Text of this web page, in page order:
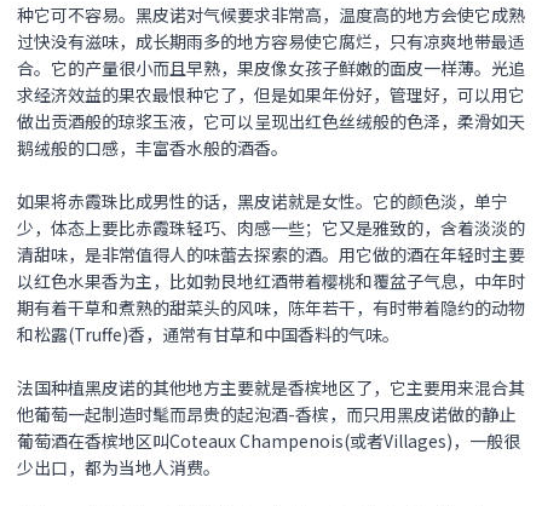
种它可不容易。 黑皮诺对气候要求非常高，温度高的地方会使它成熟
过快没有滋味，成长期雨多的地方容易使它腐烂，只有凉爽地带最适
合。它的产量很小而且早熟，果皮像女孩子鲜嫩的面皮一样薄。光追
求经济效益的果农最恨种它了，但是如果年份好，管理好，可以用它
做出贡酒般的琼浆玉液，它可以呈现出红色丝绒般的色泽，柔滑如天
鹅绒般的口感，丰富香水般的酒香。
如果将赤霞珠比成男性的话， 黑皮诺就是女性。它的颜色淡，单宁
少，体态上要比赤霞珠轻巧、肉感一些；它又是雅致的，含着淡淡的
清甜味，是非常值得人的味蕾去探索的酒。用它做的酒在年轻时主要
以红色水果香为主，比如勃艮地红酒带着樱桃和覆盆子气息，中年时
期有着干草和煮熟的甜菜头的风味，陈年若干，有时带着隐约的动物
和松露(Truffe)香，通常有甘草和中国香料的气味。
法国种植黑皮诺的其他地方主要就是香槟地区了，它主要用来混合其
他葡萄一起制造时髦而昂贵的起泡酒-香槟，而只用黑皮诺做的静止
葡萄酒在香槟地区叫Coteaux Champenois(或者Villages)，一般很
少出口，都为当地人消费。